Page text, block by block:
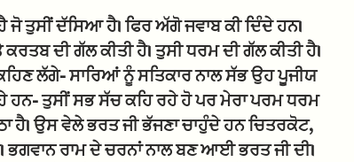
ਜੋ ਤੁਸੀਂ ਦੱਸਿਆ ਹੈ। ਫਿਰ ਅੱਗੋ ਜਵਾਬ ਕੀ ਦਿੰਦੇ ਹਨ।
ਦੀ ਗੱਲ ਕੀਤੀ ਹੈ। ਤੁਸੀ ਧਰਮ ਦੀ ਗੱਲ ਕੀਤੀ ਹੈ।
ਲੱਗੇ- ਸਾਰਿਆਂ ਨੂੰ ਸਤਿਕਾਰ ਨਾਲ ਸੱਭ ਉਹ ਪੂਜੀਯ
ਹਨ- ਤੁਸੀਂ ਸਭ ਸੱਚ ਕਹਿ ਰਹੇ ਹੋ ਪਰ ਮੇਰਾ ਪਰਮ ਧਰਮ
ਹੈ। ਉਸ ਵੇਲੇ ਭਰਤ ਜੀ ਭੱਜਣਾ ਚਾਹੁੰਦੇ ਹਨ ਚਿਤਰਕੋਟ,
ਭਗਵਾਨ ਰਾਮ ਦੇ ਚਰਨਾਂ ਨਾਲ ਬਣ ਆਈ ਭਰਤ ਜੀ ਦੀ।